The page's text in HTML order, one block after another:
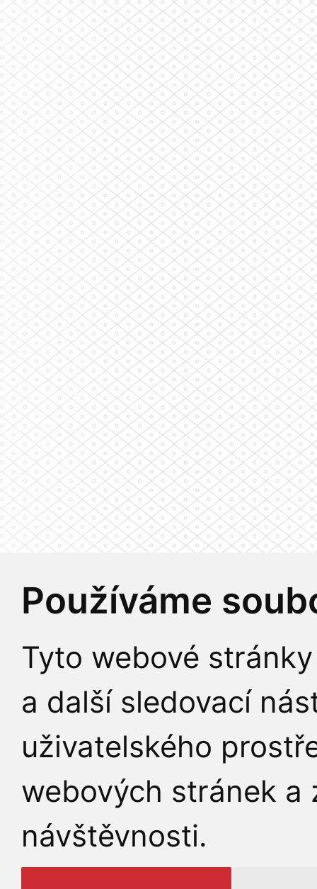
Používáme
Tyto webové
a další sledovací
uživatelského
webových stránek a
návštěvnosti.